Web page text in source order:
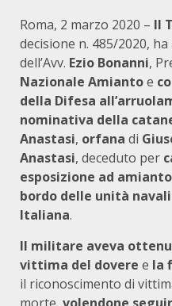
Roma, 2 marzo 2020 – Il
decisione n. 485/2020,
dell’Avv. Ezio Bonanni,
Nazionale Amiantoe
della Difesa
nominativa della
Anastasi, orfana di
Anastasi, deceduto per
esposizione ad amianto
bordo delle unità
Italiana.
Il militare aveva
vittima del dovere e la
il riconoscimento di